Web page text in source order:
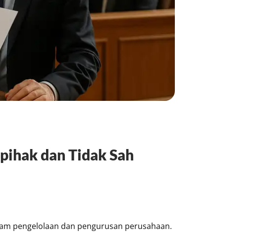
dan Tidak Sah
pengelolaan dan pengurusan perusahaan.